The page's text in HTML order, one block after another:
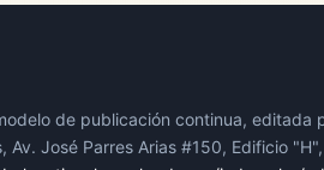
de publicación continua, editada
José Parres Arias #150, Edificio